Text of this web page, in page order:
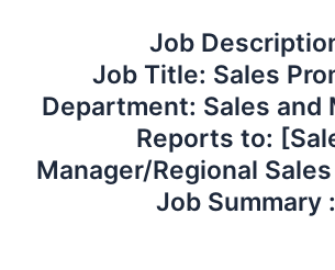
Job
Job Title: Sales
Department: Sales and
Reports to:
Manager/Regional
Job Summary :